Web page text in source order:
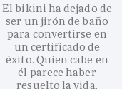
El bikini ha dejado de
ser un jirón de baño
para convertirse en
un certificado de
éxito. Quien cabe en
él parece haber
resuelto la vida.